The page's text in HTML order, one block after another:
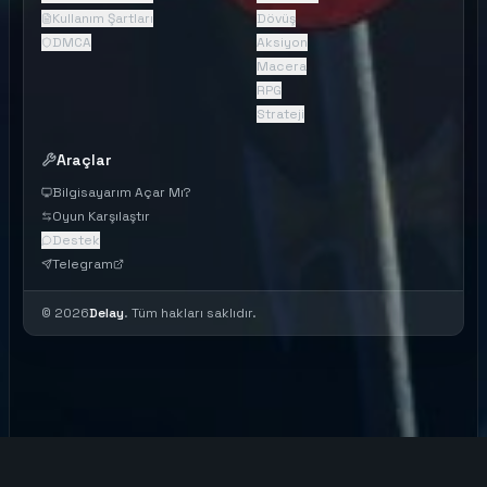
Kullanım Şartları
DMCA
Dövüş
Aksiyon
Macera
RPG
Strateji
Araçlar
Bilgisayarım Açar Mı?
Oyun Karşılaştır
Destek
Telegram
© 2026Delay. Tüm hakları saklıdır.